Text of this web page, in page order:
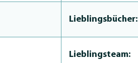
Lieblingsbücher:
Lieblingsteam: